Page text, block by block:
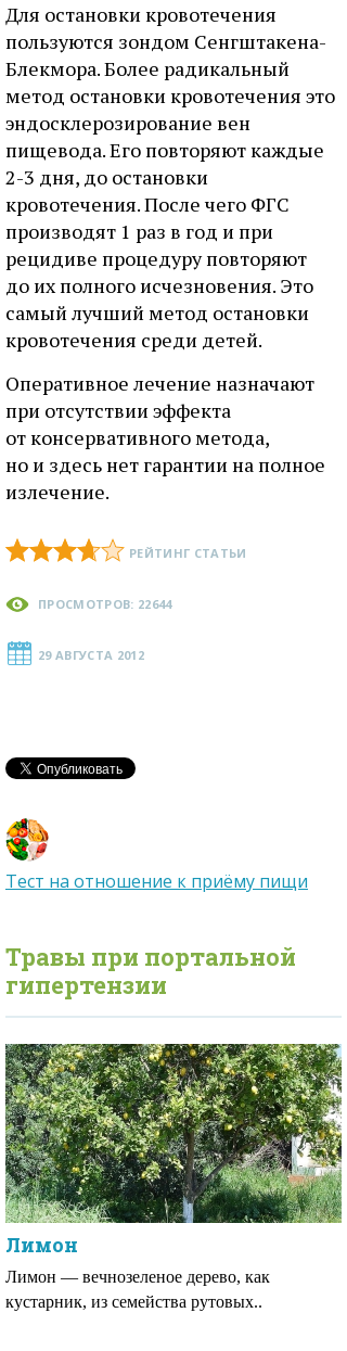
Для остановки кровотечения
пользуются зондом Сенгштакена-
Блекмора. Более радикальный
метод остановки кровотечения это
эндосклерозирование вен
пищевода. Его повторяют каждые
2-3 дня, до остановки
кровотечения. После чего ФГС
производят 1 раз в год и при
рецидиве процедуру повторяют
до их полного исчезновения. Это
самый лучший метод остановки
кровотечения среди детей.
Оперативное лечение назначают
при отсутствии эффекта
от консервативного метода,
но и здесь нет гарантии на полное
излечение.
РЕЙТИНГ СТАТЬИ
ПРОСМОТРОВ: 22644
29 АВГУСТА 2012
Тест на отношение к приёму пищи
Травы при портальной
гипертензии
Лимон
Лимон — вечнозеленое дерево, как
кустарник, из семейства рутовых..